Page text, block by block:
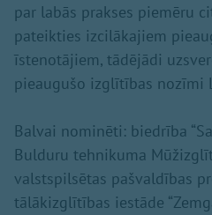
par labās prakses piemēru
pateikties izcilākajiem
īstenotājiem, tādējādi
pieaugušo izglītības nozīmi
Balvai nominēti: biedrība
Bulduru tehnikuma
valstspilsētas pašvaldības
tālākizglītības iestāde